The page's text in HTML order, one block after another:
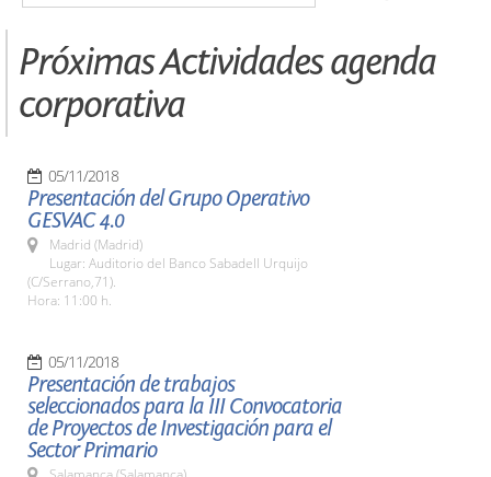
Próximas Actividades agenda
corporativa
05/11/2018
Presentación del Grupo Operativo
GESVAC 4.0
Madrid (Madrid)
Lugar: Auditorio del Banco Sabadell Urquijo
(C/Serrano,71).
Hora: 11:00 h.
05/11/2018
Presentación de trabajos
seleccionados para la III Convocatoria
de Proyectos de Investigación para el
Sector Primario